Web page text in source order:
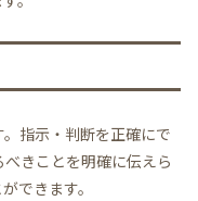
指示・判断を正確にで
きことを明確に伝えら
できます。